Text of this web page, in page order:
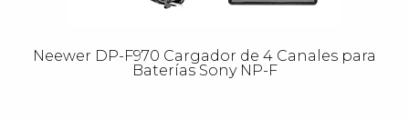
Neewer DP-F970 Cargador de 4 Canales para
Baterías Sony NP-F